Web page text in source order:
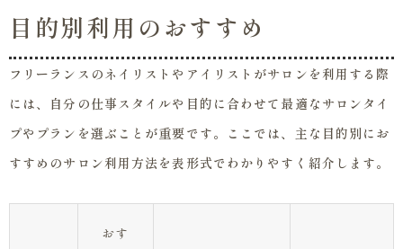
目的別利用のおすすめ
フリーランスのネイリストやアイリストがサロンを利用する際
には、自分の仕事スタイルや目的に合わせて最適なサロンタイ
プやプランを選ぶことが重要です。ここでは、主な目的別にお
すすめのサロン利用方法を表形式でわかりやすく紹介します。
おす